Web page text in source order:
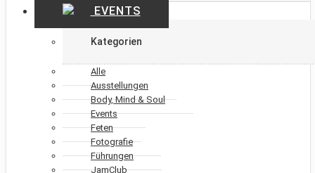
EVENTS
Kategorien
Alle
Ausstellungen
Body, Mind & Soul
Events
Feten
Fotografie
Führungen
JamClub